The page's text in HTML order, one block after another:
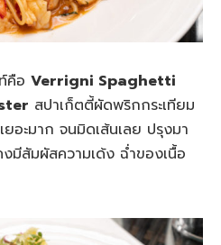
คือ Verrigni Spaghetti
สปาเก็ตตี้ผัดพริกกระเทียม
ยอะมาก จนมิดเส้นเลย ปรุงมา
มีสัมผัสความเด้ง ฉ่ำของเนื้อ